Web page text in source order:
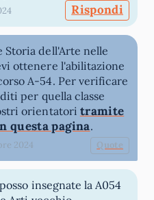
Rispondi
Storia dell'Arte nelle
ottenere l'abilitazione
A-54. Per verificare
per quella classe
orientatori tramite
questa pagina.
2024 Quote
insegnate la A054